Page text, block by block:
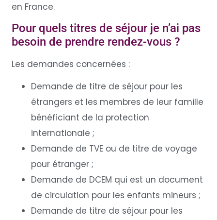
en France.
Pour quels titres de séjour je n’ai pas
besoin de prendre rendez-vous ?
Les demandes concernées :
Demande de titre de séjour pour les
étrangers et les membres de leur famille
bénéficiant de la protection
internationale ;
Demande de TVE ou de titre de voyage
pour étranger ;
Demande de DCEM qui est un document
de circulation pour les enfants mineurs ;
Demande de titre de séjour pour les